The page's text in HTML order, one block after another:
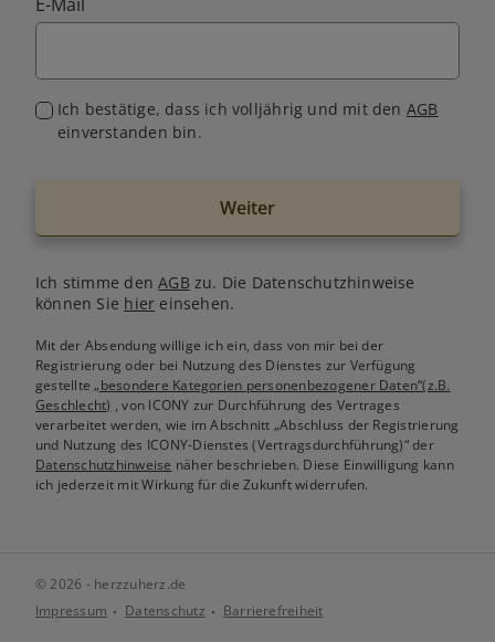
Ich bestätige, dass ich volljährig und mit den AGB
einverstanden bin.
Weiter
Ich stimme denAGB zu. Die Datenschutzhinweise
können Sie hier einsehen.
Mit der Absendung willige ich ein, dass von mir bei der
Registrierung oder bei Nutzung des Dienstes zur Verfügung
gestellte„besondere Kategorien personenbezogener Daten“(z.B.
Geschlecht) , von ICONY zur Durchführung des Vertrages
verarbeitet werden, wie im Abschnitt „Abschluss der Registrierung
und Nutzung des ICONY-Dienstes (Vertragsdurchführung)“ der
Datenschutzhinweise näher beschrieben. Diese Einwilligung kann
ich jederzeit mit Wirkung für die Zukunft widerrufen.
© 2026 - herzzuherz.de
Impressum
Datenschutz Barrierefreiheit